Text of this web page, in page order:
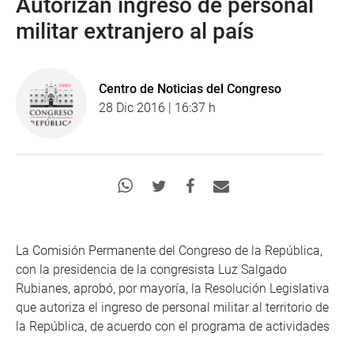
militar extranjero al país
Centro de Noticias del Congreso
28 Dic 2016 | 16:37 h
La Comisión Permanente del Congreso de la República,
con la presidencia de la congresista Luz Salgado
Rubianes, aprobó, por mayoría, la Resolución Legislativa
que autoriza el ingreso de personal militar al territorio de
la República, de acuerdo con el programa de actividades